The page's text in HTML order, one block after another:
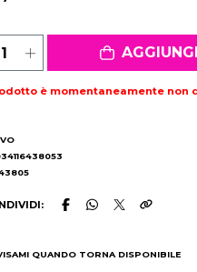
è momentaneamente non
QUANDO TORNA DISPONIBILE